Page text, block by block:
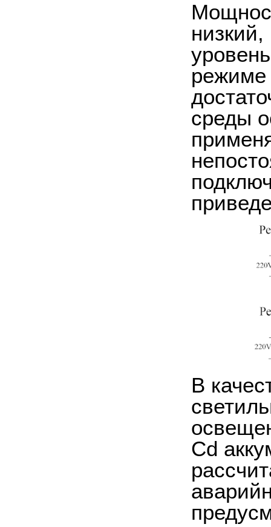
режиме
среды
В
Cd